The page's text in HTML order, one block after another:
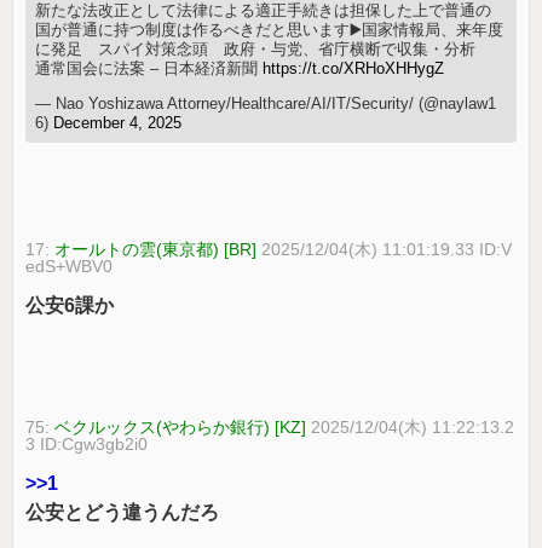
新たな法改正として法律による適正手続きは担保した上で普通の
国が普通に持つ制度は作るべきだと思います▶️国家情報局、来年度
に発足 スパイ対策念頭 政府・与党、省庁横断で収集・分析
通常国会に法案 – 日本経済新聞 https://t.co/XRHoXHHygZ
— Nao Yoshizawa Attorney/Healthcare/AI/IT/Security/ (@naylaw1
6) December 4, 2025
17: オールトの雲(東京都) [BR] 2025/12/04(木) 11:01:19.33 ID:V
edS+WBV0
公安6課か
75:ベクルックス(やわらか銀行) [KZ] 2025/12/04(木) 11:22:13.2
3 ID:Cgw3gb2i0
>>1
公安とどう違うんだろ